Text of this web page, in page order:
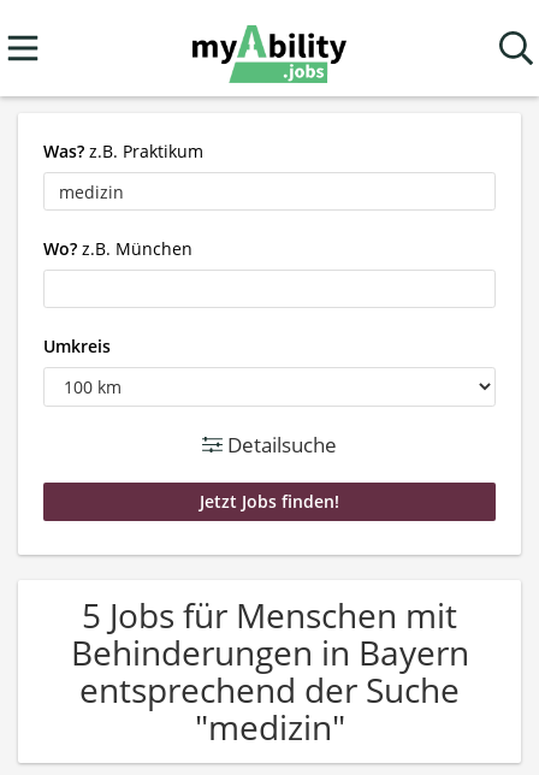
Was? z.B. Praktikum
Wo? z.B. München
Umkreis
Detailsuche
5 Jobs für Menschen mit
Behinderungen in Bayern
entsprechend der Suche
"medizin"